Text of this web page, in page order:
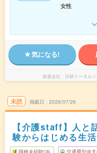
女性
気になる!
派遣会社 日研トータル
未読 掲載日 2026/07/26
【介護staff】人と
験からはじめる生
職種未経験OK 交通費別途支